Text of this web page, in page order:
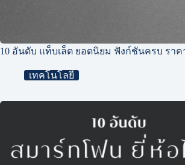
10 อันดับ แท็บเล็ต ยอดนิยม ฟังก์ชันครบ ราค
เทคโนโลยี